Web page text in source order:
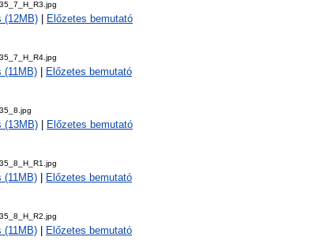
(12MB) Előzetes bemutató
(11MB) Előzetes bemutató
(13MB) Előzetes bemutató
(11MB) Előzetes bemutató
(11MB) Előzetes bemutató